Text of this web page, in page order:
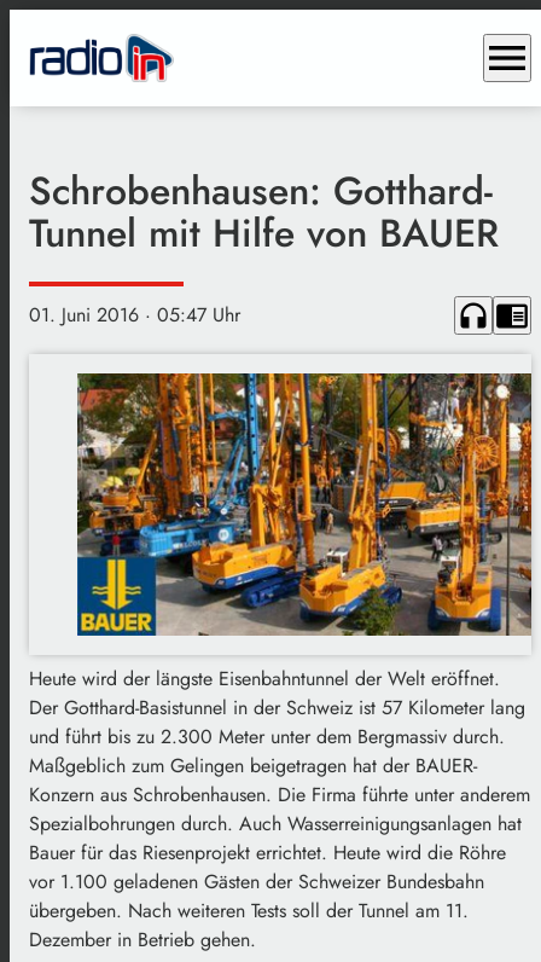
menu
Schrobenhausen: Gotthard-
Tunnel mit Hilfe von BAUER
01. Juni 2016 · 05:47 Uhr headphones chrome_reader_mode
Heute wird der längste Eisenbahntunnel der Welt eröffnet.
Der Gotthard-Basistunnel in der Schweiz ist 57 Kilometer lang
und führt bis zu 2.300 Meter unter dem Bergmassiv durch.
Maßgeblich zum Gelingen beigetragen hat der BAUER-
Konzern aus Schrobenhausen. Die Firma führte unter anderem
Spezialbohrungen durch. Auch Wasserreinigungsanlagen hat
Bauer für das Riesenprojekt errichtet. Heute wird die Röhre
vor 1.100 geladenen Gästen der Schweizer Bundesbahn
übergeben. Nach weiteren Tests soll der Tunnel am 11.
Dezember in Betrieb gehen.